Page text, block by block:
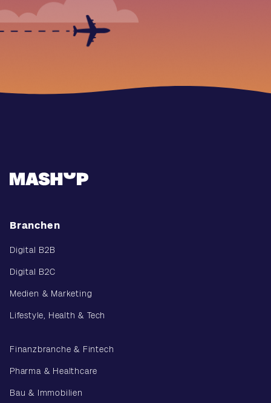
Branchen
Digital B2B
Digital B2C
Medien & Marketing
Lifestyle, Health & Tech
Finanzbranche & Fintech
Pharma & Healthcare
Bau & Immobilien